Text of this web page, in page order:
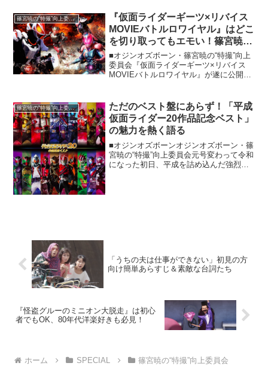
が、このワクワクの正体をよーく考えて
みると、主題歌...
篠宮暁の“特撮”向上委員会
『仮面ライダーギーツ×リバイス
MOVIEバトルロワイヤル』はどこ
を切り取ってもエモい！篠宮暁が
ネタバレ有レビューで絶賛
■オジンオズボーン・篠宮暁の“特撮”向上
委員会『仮面ライダーギーツ×リバイス
MOVIEバトルロワイヤル』が遂に公開さ
騎の姿には度肝を抜かれました。今年、
『仮面ライダー...
篠宮暁の“特撮”向上委員会
ただのベスト盤にあらず！「平成
仮面ライダー20作品記念ベスト」
の魅力を熱く語る
■オジンオズボーンオジンオズボーン・篠
宮暁の“特撮”向上委員会元号変わって令和
になった初日、平成を詰め込んだ強烈な
「うちの夫は仕事ができない」初見の方
向け簡単あらすじ＆素敵な台詞たち
『怪盗グルーのミニオン大脱走』は初心
者でもOK、80年代洋楽好きも必見！
ホーム SPECIAL 篠宮暁の“特撮”向上委員会